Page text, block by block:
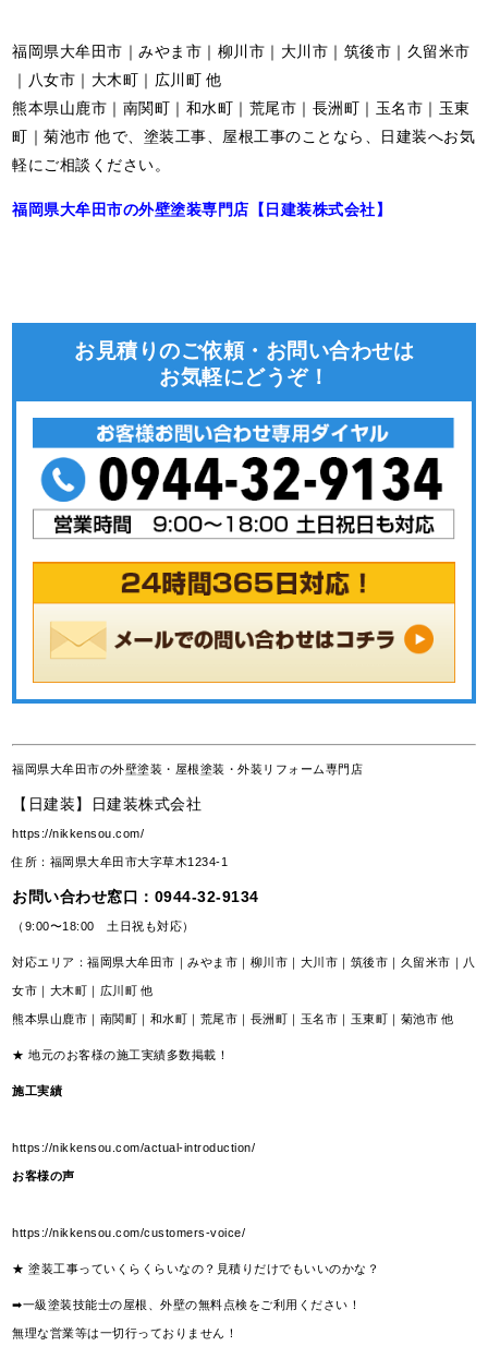
福岡県大牟田市｜みやま市｜柳川市｜大川市｜筑後市｜久留米市
｜八女市｜大木町｜広川町 他
熊本県山鹿市｜南関町｜和水町｜荒尾市｜長洲町｜玉名市｜玉東
町｜菊池市 他で、塗装工事、屋根工事のことなら、日建装へお気
軽にご相談ください。
福岡県大牟田市の外壁塗装専門店【日建装株式会社】
お見積りのご依頼・お問い合わせは
お気軽にどうぞ！
福岡県大牟田市の外壁塗装・屋根塗装・外装リフォーム専門店
【日建装】日建装株式会社
https://nikkensou.com/
住所：福岡県大牟田市大字草木1234-1
お問い合わせ窓口： 0944-32-9134
（9:00〜18:00 土日祝も対応）
対応エリア：福岡県大牟田市｜みやま市｜柳川市｜大川市｜筑後市｜久留米市｜八
女市｜大木町｜広川町 他
熊本県山鹿市｜南関町｜和水町｜荒尾市｜長洲町｜玉名市｜玉東町｜菊池市 他
★ 地元のお客様の施工実績多数掲載！
施工実績
https://nikkensou.com/actual-introduction/
お客様の声
https://nikkensou.com/customers-voice/
★ 塗装工事っていくらくらいなの？見積りだけでもいいのかな？
➡一級塗装技能士の屋根、外壁の無料点検をご利用ください！
無理な営業等は一切行っておりません！